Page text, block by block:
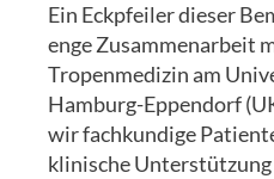
Ein Eckpfeiler dieser
enge Zusammenarbeit
Tropenmedizin am
Hamburg-Eppendorf
wir fachkundige
klinische